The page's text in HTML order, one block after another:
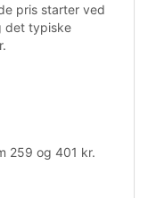
pris starter ved
det typiske
259 og 401 kr.